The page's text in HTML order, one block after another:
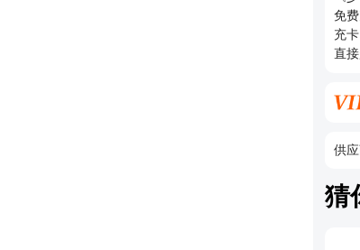
返
返
月
【
免
充
直
供应
猜